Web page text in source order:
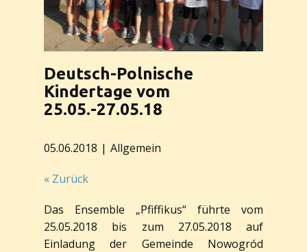
Deutsch-Polnische
Kindertage vom
25.05.-27.05.18
05.06.2018 Allgemein
« Zurück
Das Ensemble „Pfiffikus“ führte vom
25.05.2018 bis zum 27.05.2018 auf
Einladung der Gemeinde Nowogród